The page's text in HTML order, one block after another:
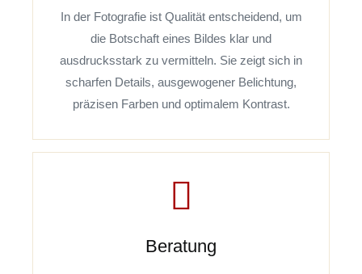
In der Fotografie ist Qualität entscheidend, um
die Botschaft eines Bildes klar und
ausdrucksstark zu vermitteln. Sie zeigt sich in
scharfen Details, ausgewogener Belichtung,
präzisen Farben und optimalem Kontrast.
Beratung